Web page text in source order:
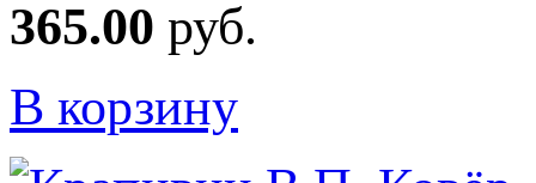
365.00 руб.
В корзину